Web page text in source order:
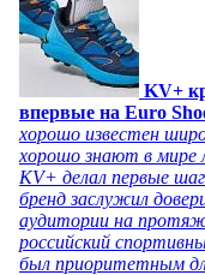
KV+
впервые на Euro
хорошо известен
хорошо знают в мире
KV+ делал первые
бренд заслужил
аудитории на
российский
был приоритетным